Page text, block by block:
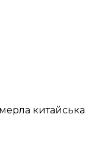
китайська